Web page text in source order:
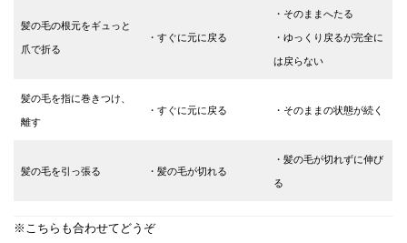
髪の毛の根元をギュっと
爪で折る
・すぐに元に戻る
・そのままへたる
・ゆっくり戻るが完全に
は戻らない
髪の毛を指に巻きつけ、
離す
・すぐに元に戻る ・そのままの状態が続く
髪の毛を引っ張る ・髪の毛が切れる
・髪の毛が切れずに伸び
る
※こちらも合わせてどうぞ